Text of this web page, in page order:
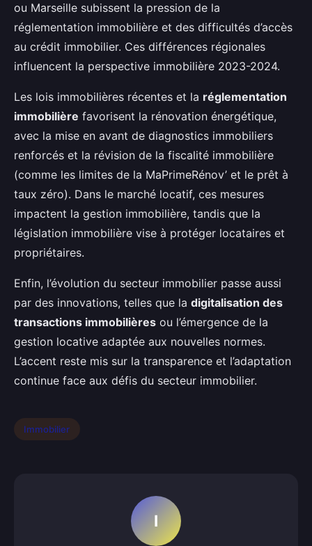
ou Marseille subissent la pression de la
réglementation immobilière et des difficultés d’accès
au crédit immobilier. Ces différences régionales
influencent la perspective immobilière 2023-2024.
Les lois immobilières récentes et la réglementation
immobilière favorisent la rénovation énergétique,
avec la mise en avant de diagnostics immobiliers
renforcés et la révision de la fiscalité immobilière
(comme les limites de la MaPrimeRénov’ et le prêt à
taux zéro). Dans le marché locatif, ces mesures
impactent la gestion immobilière, tandis que la
législation immobilière vise à protéger locataires et
propriétaires.
Enfin, l’évolution du secteur immobilier passe aussi
par des innovations, telles que la digitalisation des
transactions immobilières ou l’émergence de la
gestion locative adaptée aux nouvelles normes.
L’accent reste mis sur la transparence et l’adaptation
continue face aux défis du secteur immobilier.
Immobilier
I